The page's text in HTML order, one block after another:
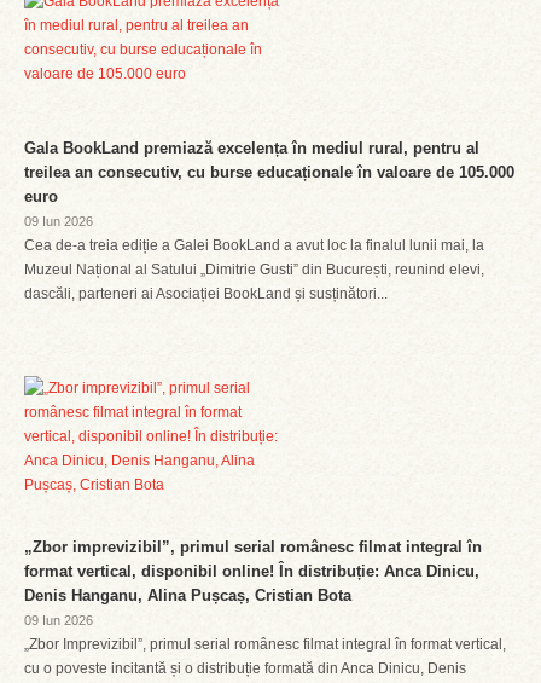
Gala BookLand premiază excelența în mediul rural, pentru al
treilea an consecutiv, cu burse educaționale în valoare de 105.000
euro
09 Iun 2026
Cea de-a treia ediție a Galei BookLand a avut loc la finalul lunii mai, la
Muzeul Național al Satului „Dimitrie Gusti” din București, reunind elevi,
dascăli, parteneri ai Asociației BookLand și susținători...
„Zbor imprevizibil”, primul serial românesc filmat integral în
format vertical, disponibil online! În distribuție: Anca Dinicu,
Denis Hanganu, Alina Pușcaș, Cristian Bota
09 Iun 2026
„Zbor Imprevizibil”, primul serial românesc filmat integral în format vertical,
cu o poveste incitantă și o distribuție formată din Anca Dinicu, Denis